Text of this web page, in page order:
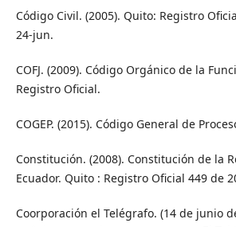
Código Civil. (2005). Quito: Registro
24-jun.
COFJ. (2009). Código Orgánico de la
Registro Oficial.
COGEP. (2015). Código General de
Constitución. (2008). Constitución de la
Ecuador. Quito : Registro Oficial 449 de
Coorporación el Telégrafo. (14 de junio